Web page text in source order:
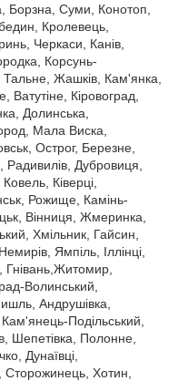
Суми, Конотоп,
Кролевець,
Черкаси, Канів,
Корсунь-
Жашків, Кам'янка,
Кіровоград,
Долинська,
Мала Виска,
Острог, Березне,
Радивилів, Дубровиця,
Ківерці,
Рожище, Камінь-
Вінниця, Жмеринка,
Хмільник, Гайсин,
Ямпіль, Іллінці,
Волинський,
Андрушівка,
Подільський,
Шепетівка, Полонне,
Дунаївці,
Сторожинець, Хотин,